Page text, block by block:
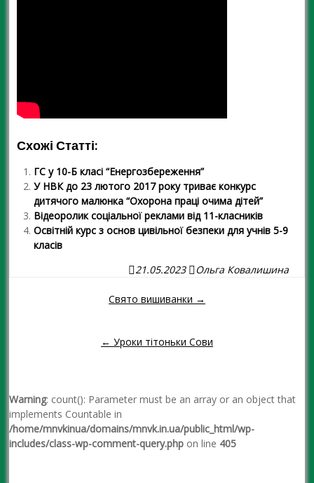
Схожі Статті:
ГС у 10-Б класі “Енергозбереження”
У НВК до 23 лютого 2017 року триває конкурс
дитячого малюнка “Охорона праці очима дітей”
Відеоролик соціальної реклами від 11-класників
Освітній курс з основ цивільної безпеки для учнів 5-9
класів
21.05.2023
Ольга Ковалишина
Навігація повідомленням
Свято вишиванки →
← Уроки тітоньки Сови
Warning: count(): Parameter must be an array or an object that
implements Countable in
/home/mnvkinua/domains/mnvk.in.ua/public_html/wp-
includes/class-wp-comment-query.php on line 405